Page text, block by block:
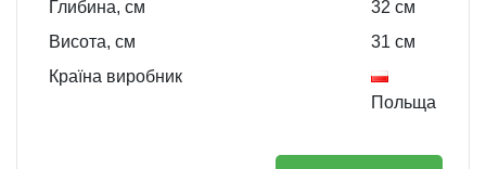
Глибина, см
32 см
Висота, см
31 см
Країна виробник
Польща